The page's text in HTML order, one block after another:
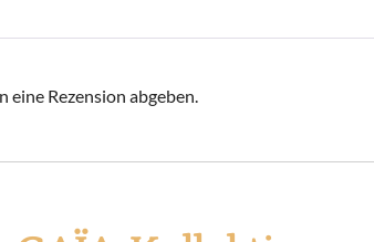
Rezension abgeben.